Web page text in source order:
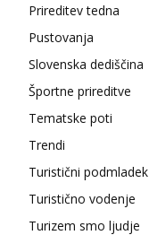
Prireditev tedna
Pustovanja
Slovenska dediščina
Športne prireditve
Tematske poti
Trendi
Turistični podmladek
Turistično vodenje
Turizem smo ljudje